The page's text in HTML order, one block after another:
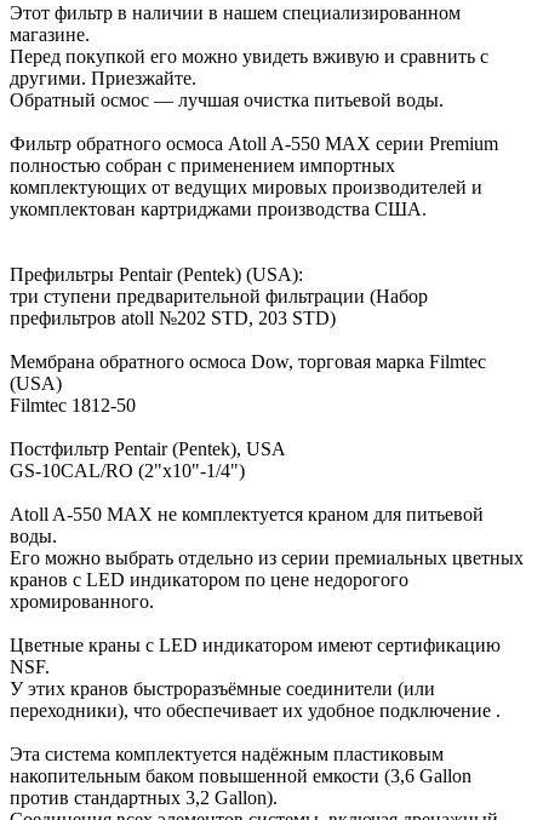
Этот фильтр в наличии в нашем специализированном
магазине.
Перед покупкой его можно увидеть вживую и сравнить с
другими. Приезжайте.
Обратный осмос — лучшая очистка питьевой воды.
Фильтр обратного осмоса Atoll A-550 MAX серии Premium
полностью собран с применением импортных
комплектующих от ведущих мировых производителей и
укомплектован картриджами производства США.
Префильтры Pentair (Pentek) (USA):
три ступени предварительной фильтрации (Набор
префильтров atoll №202 STD, 203 STD)
Мембрана обратного осмоса Dow, торговая марка Filmtec
(USA)
Filmtec 1812-50
Постфильтр Pentair (Pentek), USA
GS-10CAL/RO (2"x10"-1/4")
Atoll A-550 MAX не комплектуется краном для питьевой
воды.
Его можно выбрать отдельно из серии премиальных цветных
кранов с LED индикатором по цене недорогого
хромированного.
Цветные краны с LED индикатором имеют сертификацию
NSF.
У этих кранов быстроразъёмные соединители (или
переходники), что обеспечивает их удобное подключение .
Эта система комплектуется надёжным пластиковым
накопительным баком повышенной емкости (3,6 Gallon
против стандартных 3,2 Gallon).